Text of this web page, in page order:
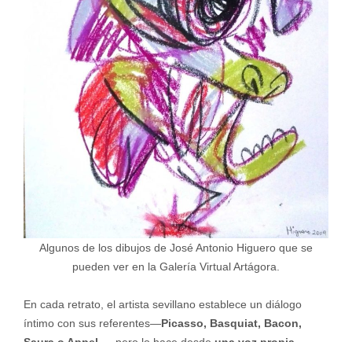
Algunos de los dibujos de José Antonio Higuero que se
pueden ver en la Galería Virtual Artágora.
En cada retrato, el artista sevillano establece un diálogo
íntimo con sus referentes—Picasso, Basquiat, Bacon,